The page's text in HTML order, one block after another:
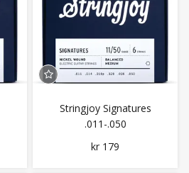
Stringjoy Signatures
.011-.050
kr 179